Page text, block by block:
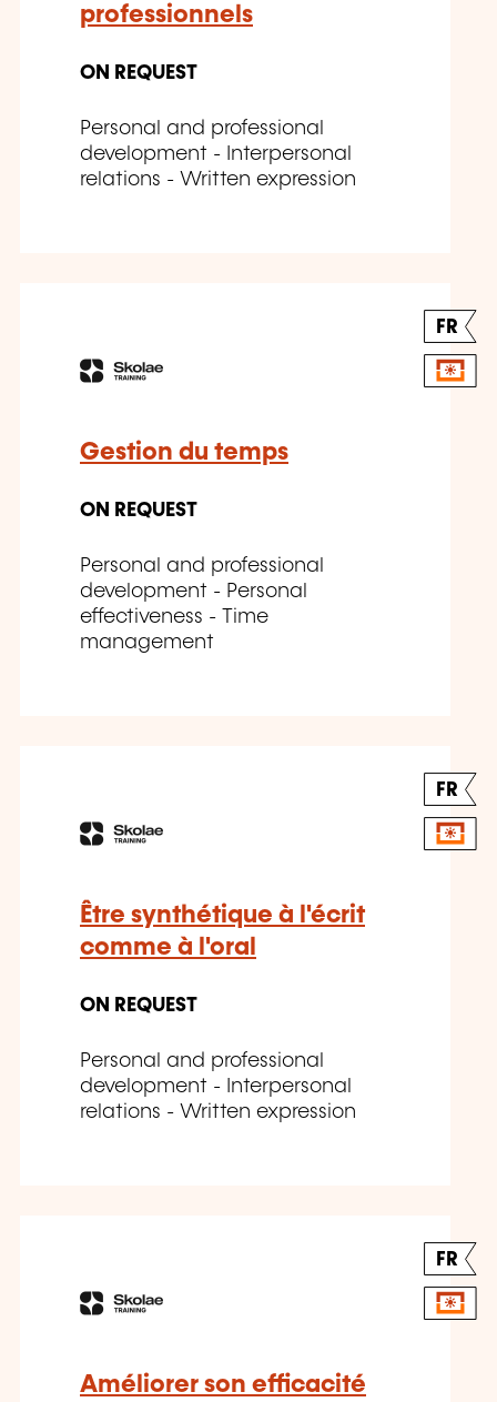
professionnels
ON REQUEST
Personal and professional
development - Interpersonal
relations - Written expression
FR
Gestion du temps
ON REQUEST
Personal and professional
development - Personal
effectiveness - Time
management
FR
Être synthétique à l'écrit
comme à l'oral
ON REQUEST
Personal and professional
development - Interpersonal
relations - Written expression
FR
Améliorer son efficacité